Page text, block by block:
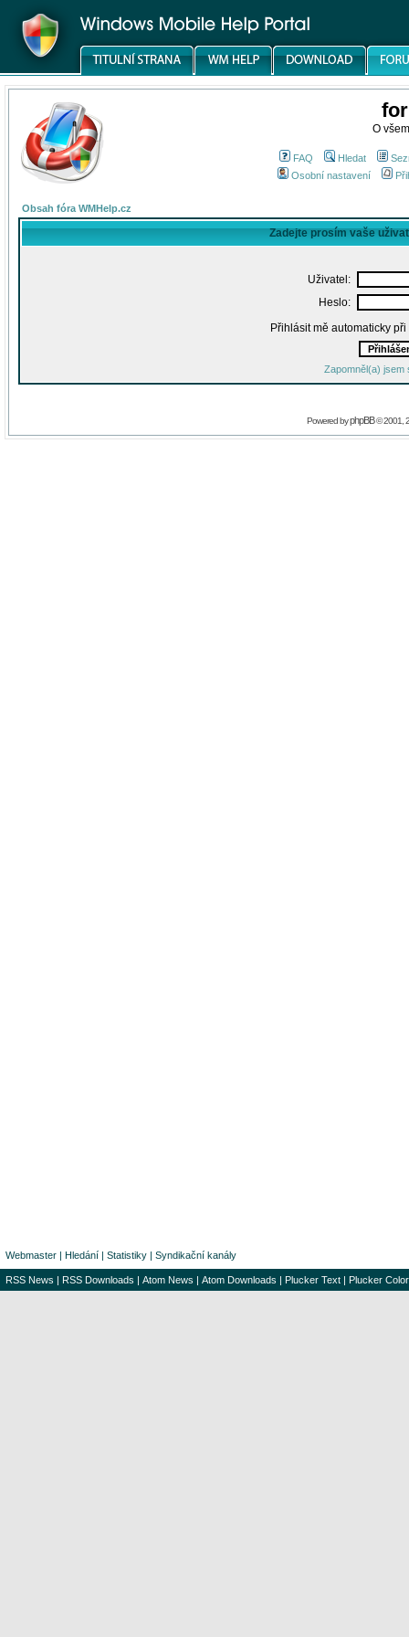
O
FAQ Hledat
Osobní nastavení
Obsah fóra WMHelp.cz
Zadejte prosím vaše
Uživatel:
Heslo:
Přihlásit mě automaticky
Zapomněl(a) jsem
Powered byphpBB© 2001,
Webmaster | Hledání | Statistiky | Syndikační kanály
RSS News | RSS Downloads | Atom News | Atom Downloads | Plucker Text | Plucker Color